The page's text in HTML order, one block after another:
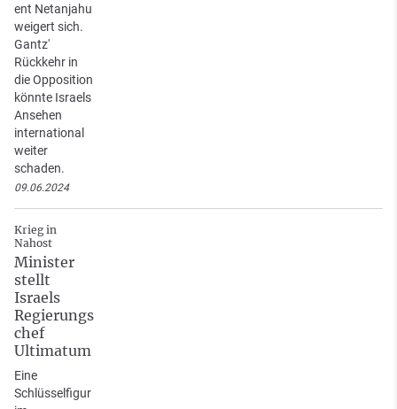
ent Netanjahu
weigert sich.
Gantz'
Rückkehr in
die Opposition
könnte Israels
Ansehen
international
weiter
schaden.
09.06.2024
Krieg in
Nahost
Minister
stellt
Israels
Regierungs
chef
Ultimatum
Eine
Schlüsselfigur